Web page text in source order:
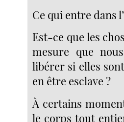
Ce qui entre dans
Est-ce que les
mesure que
libérer si elles
en être esclave ?
À certains
le corps tout